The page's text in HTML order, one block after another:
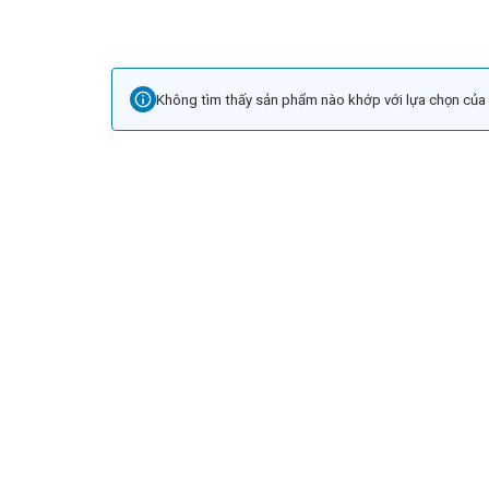
Không tìm thấy sản phẩm nào khớp với lựa chọn của